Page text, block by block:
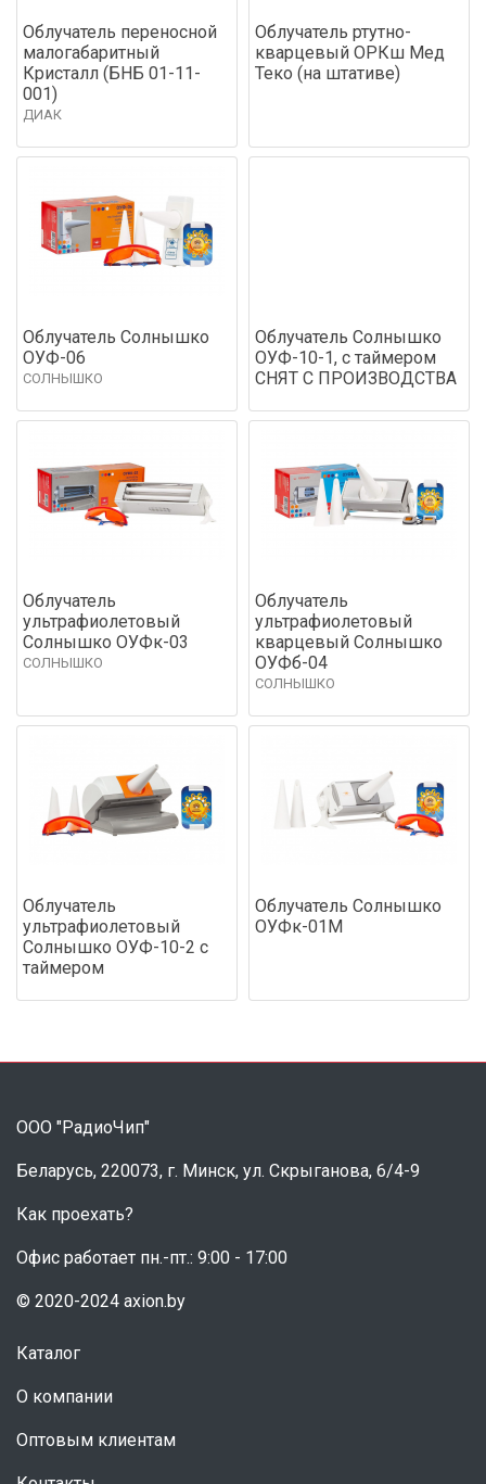
Облучатель переносной
малогабаритный
Кристалл (БНБ 01-11-
001)
ДИАК
Облучатель ртутно-
кварцевый ОРКш Мед
Теко (на штативе)
Облучатель Солнышко
ОУФ-06
СОЛНЫШКО
Облучатель Солнышко
ОУФ-10-1, с таймером
СНЯТ С ПРОИЗВОДСТВА
Облучатель
ультрафиолетовый
Солнышко ОУФк-03
СОЛНЫШКО
Облучатель
ультрафиолетовый
кварцевый Солнышко
ОУФб-04
СОЛНЫШКО
Облучатель
ультрафиолетовый
Солнышко ОУФ-10-2 с
таймером
Облучатель Солнышко
ОУФк-01М
ООО "РадиоЧип"
Беларусь, 220073, г. Минск, ул. Скрыганова, 6/4-9
Как проехать?
Офис работает пн.-пт.: 9:00 - 17:00
© 2020-2024 axion.by
Каталог
О компании
Оптовым клиентам